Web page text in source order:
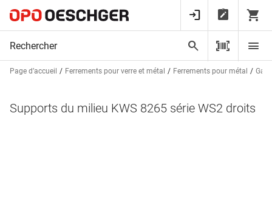
Page d’accueil Ferrements pour verre et métal Ferrements pour métal
Supports du milieu KWS 8265 série WS2 droits